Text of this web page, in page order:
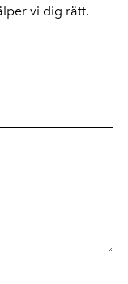
vi dig rätt.